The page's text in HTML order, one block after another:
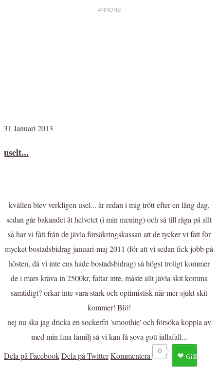
31 Januari 2013
uselt...
kvällen blev verkligen usel... är redan i mig trött efter en lång dag,
sedan går bakandet åt helvetet (i min mening) och så till råga på allt
så har vi fått från de jävla försäkringskassan att de tycker vi fått för
mycket bostadsbidrag januari-maj 2011 (för att vi sedan fick jobb på
hösten, då vi inte ens hade bostadsbidrag) så högst troligt kommer
de i mars kräva in 2500kr, fattar inte, måste allt jävla skit komma
samtidigt? orkar inte vara stark och optimistisk när mer sjukt skit
kommer! Blö!
nej nu ska jag dricka en sockerfri 'smoothie' och försöka koppla av
med min fina familj så vi kan få sova gott iallafall...
Dela på FacebookDela på TwitterKommentera 0
Gilla